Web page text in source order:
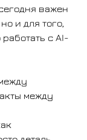
важен
и для того,
с AI-
между